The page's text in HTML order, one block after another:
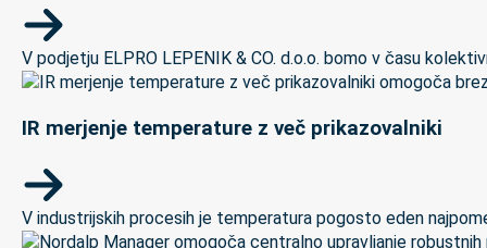
V podjetju ELPRO LEPENIK & CO. d.o.o. bomo v času
IR merjenje temperature z več prikazovalniki
V industrijskih procesih je temperatura pogosto eden